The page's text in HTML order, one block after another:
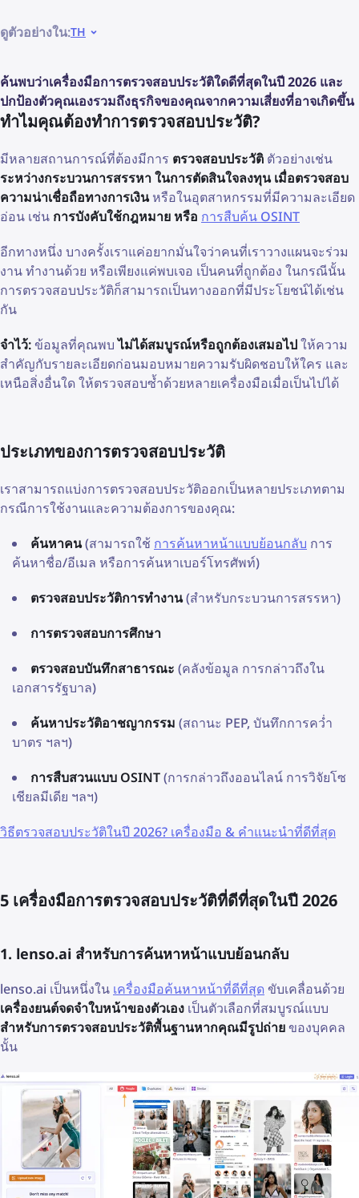
ดูตัวอย่างใน:TH
ค้นพบว่าเครื่องมือการตรวจสอบประวัติใดดีที่สุดในปี 2026 และ
ปกป้องตัวคุณเองรวมถึงธุรกิจของคุณจากความเสี่ยงที่อาจเกิดขึ้น
ทำไมคุณต้องทำการตรวจสอบประวัติ?
มีหลายสถานการณ์ที่ต้องมีการ ตรวจสอบประวัติ ตัวอย่างเช่น
ระหว่างกระบวนการสรรหา ในการตัดสินใจลงทุน เมื่อตรวจสอบ
ความน่าเชื่อถือทางการเงินหรือในอุตสาหกรรมที่มีความละเอียด
อ่อน เช่น การบังคับใช้กฎหมาย หรือ การสืบค้น OSINT
อีกทางหนึ่ง บางครั้งเราแค่อยากมั่นใจว่าคนที่เราวางแผนจะร่วม
งาน ทำงานด้วย หรือเพียงแค่พบเจอ เป็นคนที่ถูกต้อง ในกรณีนั้น
การตรวจสอบประวัติก็สามารถเป็นทางออกที่มีประโยชน์ได้เช่น
กัน
จำไว้:ข้อมูลที่คุณพบไม่ได้สมบูรณ์หรือถูกต้องเสมอไปให้ความ
สำคัญกับรายละเอียดก่อนมอบหมายความรับผิดชอบให้ใคร และ
เหนือสิ่งอื่นใด ให้ตรวจสอบซ้ำด้วยหลายเครื่องมือเมื่อเป็นไปได้
ประเภทของการตรวจสอบประวัติ
เราสามารถแบ่งการตรวจสอบประวัติออกเป็นหลายประเภทตาม
กรณีการใช้งานและความต้องการของคุณ:
ค้นหาคน(สามารถใช้ การค้นหาหน้าแบบย้อนกลับ การ
ค้นหาชื่อ/อีเมล หรือการค้นหาเบอร์โทรศัพท์)
ตรวจสอบประวัติการทำงาน(สำหรับกระบวนการสรรหา)
การตรวจสอบการศึกษา
ตรวจสอบบันทึกสาธารณะ (คลังข้อมูล การกล่าวถึงใน
เอกสารรัฐบาล)
ค้นหาประวัติอาชญากรรม (สถานะ PEP, บันทึกการคว่ำ
บาตร ฯลฯ)
การสืบสวนแบบ OSINT(การกล่าวถึงออนไลน์ การวิจัยโซ
เชียลมีเดีย ฯลฯ)
วิธีตรวจสอบประวัติในปี 2026? เครื่องมือ & คำแนะนำที่ดีที่สุด
5 เครื่องมือการตรวจสอบประวัติที่ดีที่สุดในปี 2026
1. lenso.ai สำหรับการค้นหาหน้าแบบย้อนกลับ
lenso.ai เป็นหนึ่งใน เครื่องมือค้นหาหน้าที่ดีที่สุด ขับเคลื่อนด้วย
เครื่องยนต์จดจำใบหน้าของตัวเอง เป็นตัวเลือกที่สมบูรณ์แบบ
สำหรับการตรวจสอบประวัติพื้นฐานหากคุณมีรูปถ่ายของบุคคล
นั้น